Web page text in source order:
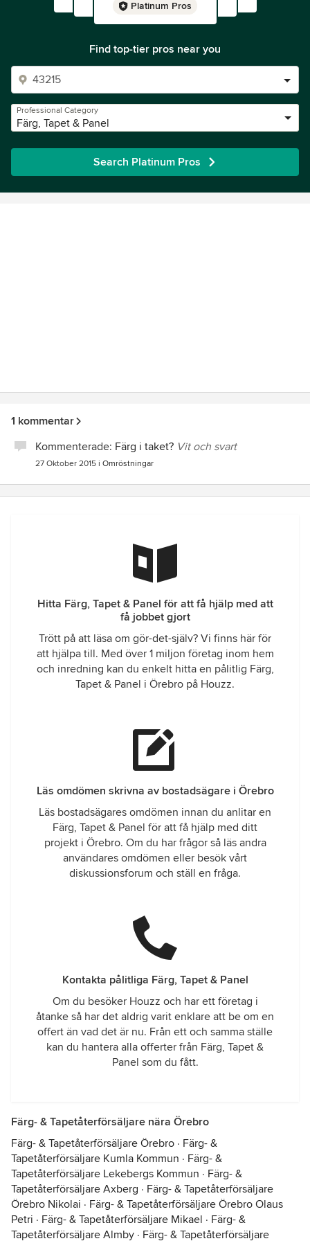
Platinum Pros
Find top-tier pros near you
Professional Category
Färg, Tapet & Panel
Search Platinum Pros
1 kommentar
Kommenterade: Färg i taket? Vit och svart
27 Oktober 2015 i Omröstningar
Hitta Färg, Tapet & Panel för att få hjälp med att
få jobbet gjort
Trött på att läsa om gör-det-själv? Vi finns här för
att hjälpa till. Med över 1 miljon företag inom hem
och inredning kan du enkelt hitta en pålitlig Färg,
Tapet & Panel i Örebro på Houzz.
Läs omdömen skrivna av bostadsägare i Örebro
Läs bostadsägares omdömen innan du anlitar en
Färg, Tapet & Panel för att få hjälp med ditt
projekt i Örebro. Om du har frågor så läs andra
användares omdömen eller besök vårt
diskussionsforum och ställ en fråga.
Kontakta pålitliga Färg, Tapet & Panel
Om du besöker Houzz och har ett företag i
åtanke så har det aldrig varit enklare att be om en
offert än vad det är nu. Från ett och samma ställe
kan du hantera alla offerter från Färg, Tapet &
Panel som du fått.
Färg- & Tapetåterförsäljare nära Örebro
Färg- & Tapetåterförsäljare Örebro · Färg- &
Tapetåterförsäljare Kumla Kommun · Färg- &
Tapetåterförsäljare Lekebergs Kommun · Färg- &
Tapetåterförsäljare Axberg · Färg- & Tapetåterförsäljare
Örebro Nikolai · Färg- & Tapetåterförsäljare Örebro Olaus
Petri · Färg- & Tapetåterförsäljare Mikael · Färg- &
Tapetåterförsäljare Almby · Färg- & Tapetåterförsäljare